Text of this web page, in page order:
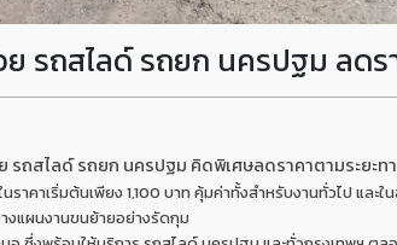
รถสไลด์ รถยก นครปฐม ลดร
ถสไลด์ รถยก นครปฐม คิดพิเศษลดราคาตามระยะท
าคาเริ่มต้นเพียง 1,100 บาท คุ้มค่าทั้งสำหรับงานทั่วไป และ
งแผนงานขนย้ายอย่างรัดกุม